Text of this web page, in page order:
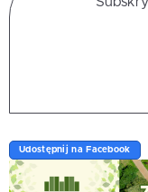
Udostępnij na Facebook